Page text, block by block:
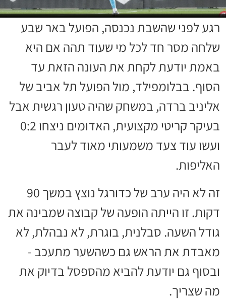
רגע לפני שהשבת נכנסה, הפועל באר שבע
שלחה מסר חד לכל מי שעוד תהה אם היא
באמת יודעת לקחת את העונה הזאת עד
הסוף. בבלומפילד, מול הפועל תל אביב של
אליניב ברדה, במשחק שהיה טעון רגשית אבל
בעיקר קריטי מקצועית, האדומים ניצחו 0:2
ועשו עוד צעד משמעותי מאוד לעבר
האליפות.
זה לא היה ערב של כדורגל נוצץ במשך 90
דקות. זו הייתה הופעה של קבוצה שמבינה את
גודל השעה. סבלנית, בוגרת, לא נבהלת, לא
מאבדת את הראש גם כשהשער מתעכב -
ובסוף גם יודעת להביא מהספסל בדיוק את
מה שצריך.